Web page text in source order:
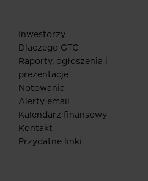
Inwestorzy
Dlaczego GTC
Raporty, ogłoszenia i
prezentacje
Notowania
Alerty email
Kalendarz finansowy
Kontakt
Przydatne linki